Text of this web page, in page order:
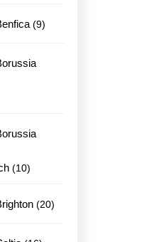
99
1010
2020